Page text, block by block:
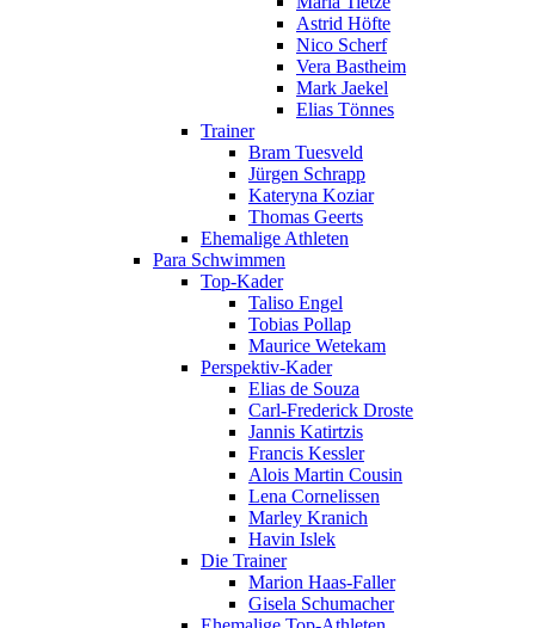
Astrid Höfte
Nico Scherf
Vera Bastheim
Mark Jaekel
Elias Tönnes
Trainer
Bram Tuesveld
Jürgen Schrapp
Kateryna Koziar
Thomas Geerts
Ehemalige Athleten
Para Schwimmen
Top-Kader
Taliso Engel
Tobias Pollap
Maurice Wetekam
Perspektiv-Kader
Elias de Souza
Carl-Frederick Droste
Jannis Katirtzis
Francis Kessler
Alois Martin Cousin
Lena Cornelissen
Marley Kranich
Havin Islek
Die Trainer
Marion Haas-Faller
Gisela Schumacher